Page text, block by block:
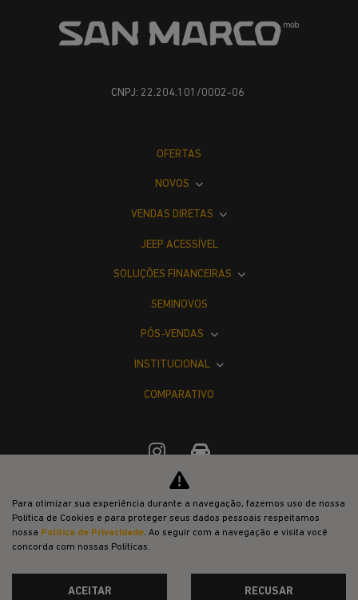
CNPJ: 22.204.101/0002-06
OFERTAS
NOVOS
VENDAS DIRETAS
JEEP ACESSÍVEL
SOLUÇÕES FINANCEIRAS
SEMINOVOS
PÓS-VENDAS
INSTITUCIONAL
COMPARATIVO
Desacelere. Seu bem maior é a vida.
Para otimizar sua experiência durante a navegação, fazemos uso de nossa
Política de Cookies e para proteger seus dados pessoais respeitamos
nossa Política de Privacidade. Ao seguir com a navegação e visita você
concorda com nossas Políticas.
ACEITAR RECUSAR